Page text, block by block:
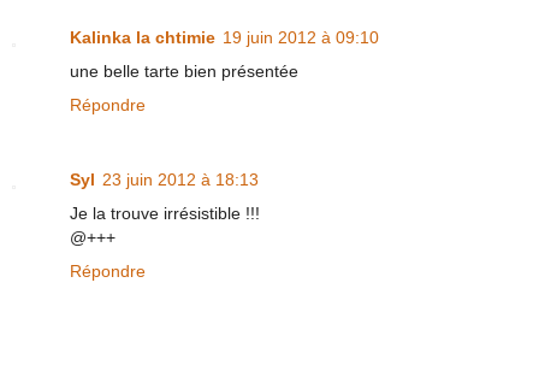
Kalinka la chtimie 19 juin 2012 à 09:10
une belle tarte bien présentée
Répondre
Syl 23 juin 2012 à 18:13
Je la trouve irrésistible !!!
@+++
Répondre